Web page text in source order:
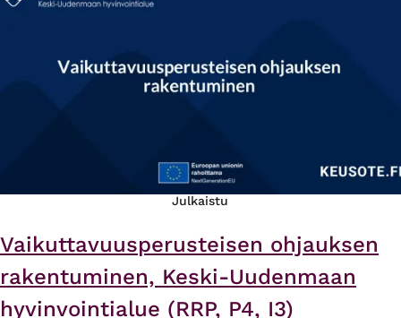
Julkaistu
Vaikuttavuusperusteisen ohjauksen
rakentuminen, Keski-Uudenmaan
hyvinvointialue (RRP, P4, I3)